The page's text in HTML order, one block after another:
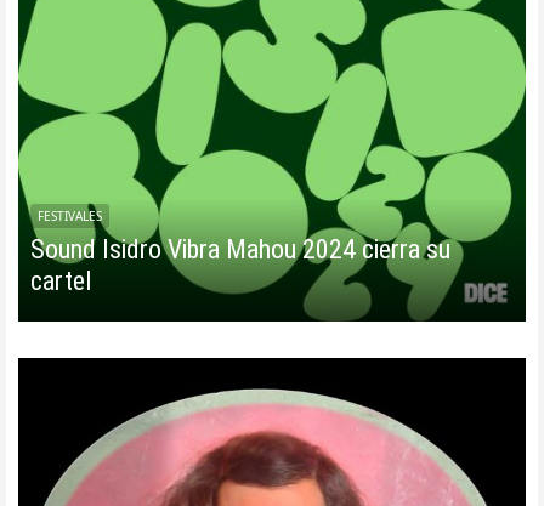
FESTIVALES
Sound Isidro Vibra Mahou 2024 cierra su
cartel